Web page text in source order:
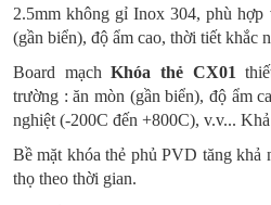
2.5mm không gỉ Inox 304, phù
(gần biển), độ ẩm cao, thời tiết khắc
Board mạchKhóa thẻ CX01
trường : ăn mòn (gần biển), độ ẩm
nghiệt (-200C đến +800C), v.v...
Bề mặt khóa thẻ phủ PVD tăng khả
thọ theo thời gian.